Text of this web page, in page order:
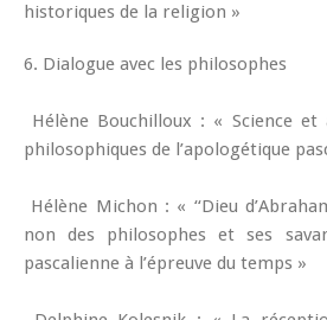
historiques de la religion »
6. Dialogue avec les philosophes
Hélène Bouchilloux : « Science
philosophiques de l’apologétique
Hélène Michon : « ‘‘Dieu
non des philosophes et ses
pascalienne à l’épreuve du temps »